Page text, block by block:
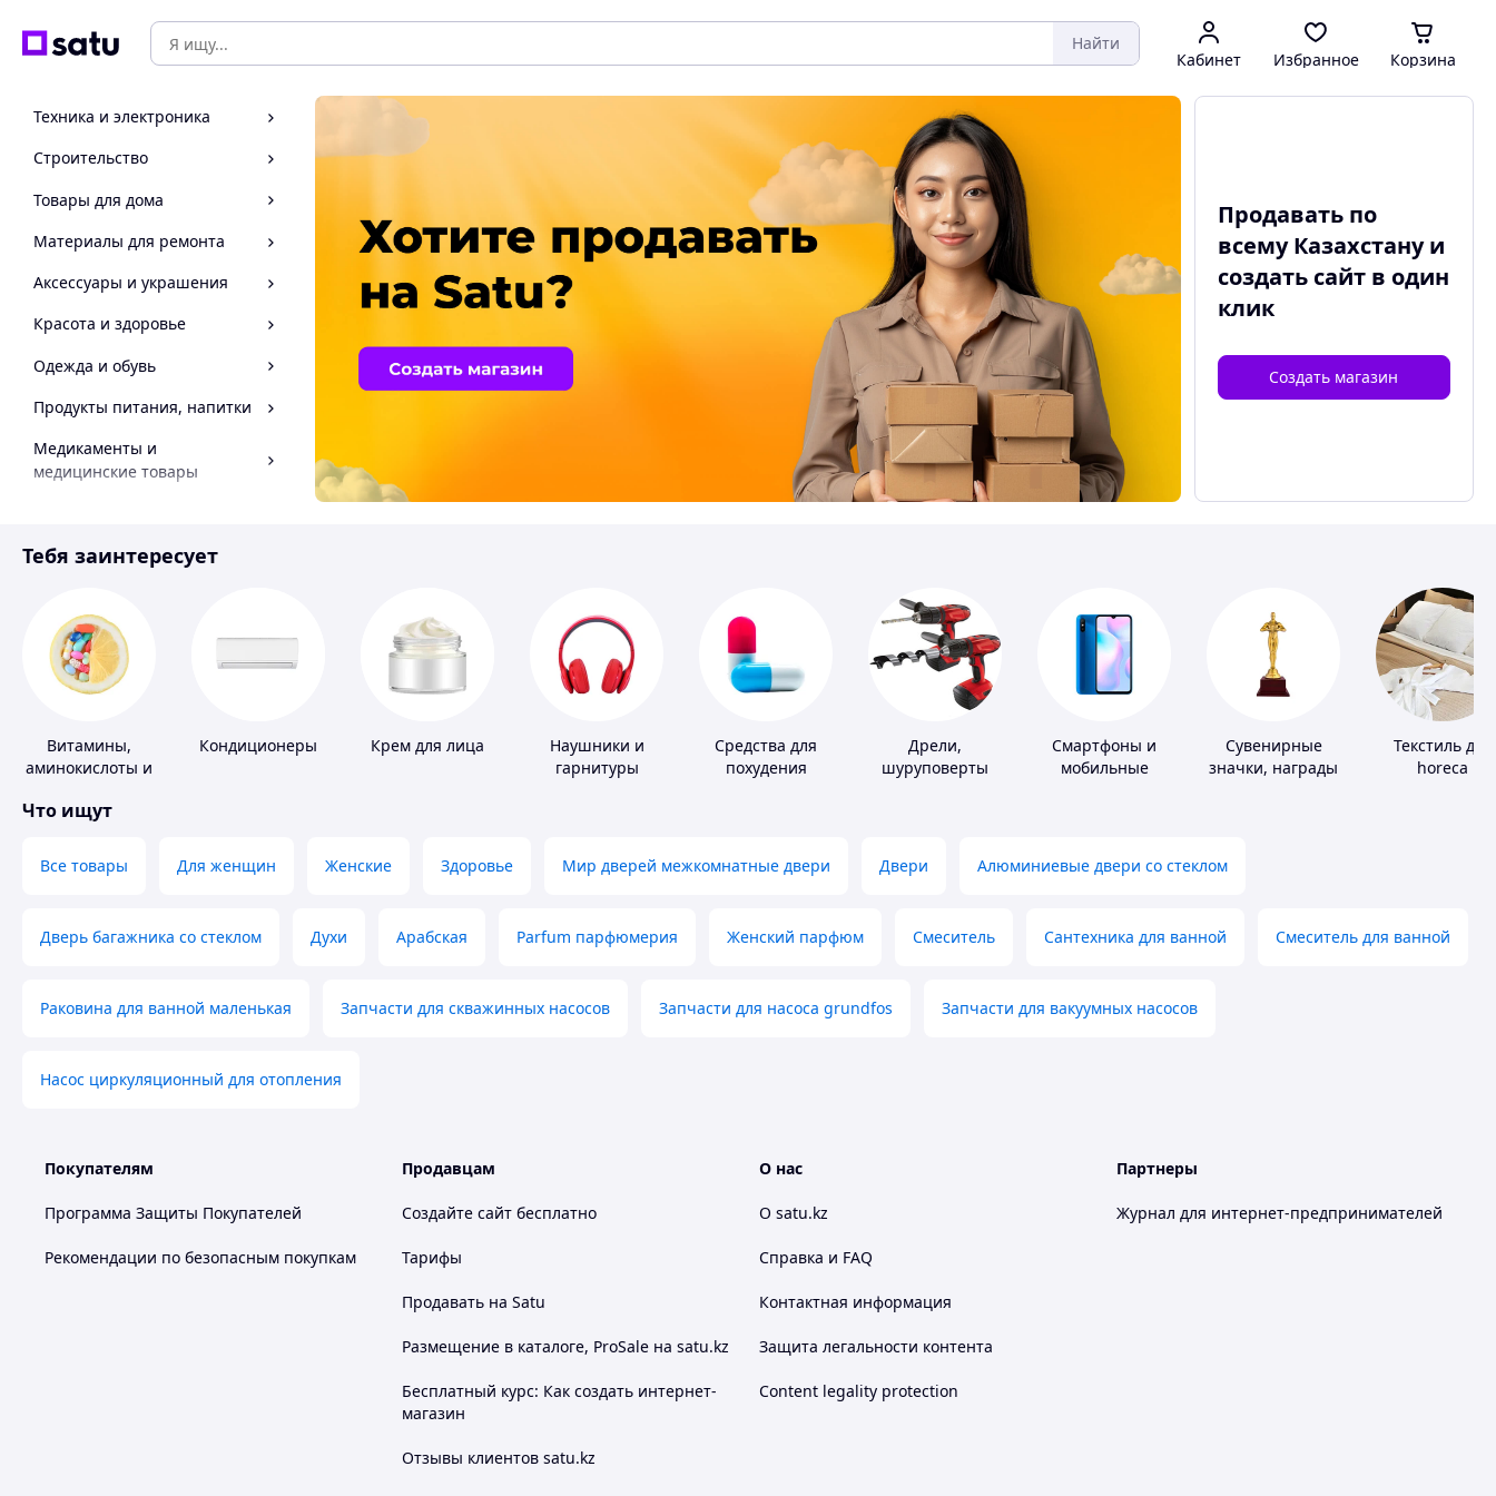
Найти
Кабинет Избранное Корзина
Техника и электроника
Строительство
Товары для дома
Материалы для ремонта
Аксессуары и украшения
Красота и здоровье
Одежда и обувь
Продукты питания, напитки
Медикаменты и
медицинские товары
Инструмент
Продавать по
всему Казахстану и
создать сайтв один
клик
Создать магазин
Тебя заинтересует
Витамины,
аминокислоты и
Кондиционеры Крем для лица
Наушники и
гарнитуры
Средства для
похудения
Дрели,
шуруповерты
Смартфоны и
мобильные
Сувенирные
значки, награды
Текстиль для
horeca
Что ищут
Все товары Для женщин Женские Здоровье Мир дверей межкомнатные двери Двери Алюминиевые двери со стеклом
Дверь багажника со стеклом Духи Арабская Parfum парфюмерия Женский парфюм Смеситель Сантехника для ванной Смеситель для ванной
Раковина для ванной маленькая Запчасти для скважинных насосов Запчасти для насоса grundfos Запчасти для вакуумных насосов
Насос циркуляционный для отопления
Покупателям
Программа Защиты Покупателей
Рекомендации по безопасным покупкам
Продавцам
Создайте сайт бесплатно
Тарифы
Продавать на Satu
Размещение в каталоге, ProSale на satu.kz
Бесплатный курс: Как создать интернет-
магазин
Отзывы клиентов satu.kz
О нас
О satu.kz
Справка и FAQ
Контактная информация
Защита легальности контента
Content legality protection
Партнеры
Журнал для интернет-предпринимателей